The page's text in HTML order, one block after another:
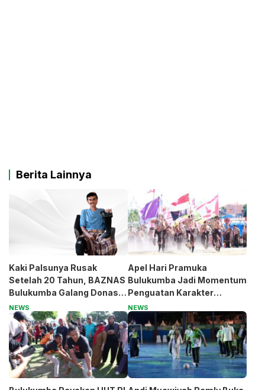
Berita Lainnya
Kaki Palsunya Rusak
Setelah 20 Tahun, BAZNAS
Bulukumba Galang Donasi
untuk Pak Pardi
NEWS
Apel Hari Pramuka
Bulukumba Jadi Momentum
Penguatan Karakter
Generasi Muda
NEWS